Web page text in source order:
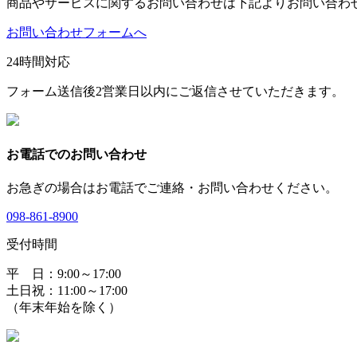
商品やサービスに関するお問い合わせは下記よりお問い合わ
お問い合わせフォームへ
24時間対応
フォーム送信後2営業日以内にご返信させていただきます。
お電話でのお問い合わせ
お急ぎの場合はお電話でご連絡・お問い合わせください。
098-861-8900
受付時間
平 日：9:00～17:00
土日祝：11:00～17:00
（年末年始を除く）